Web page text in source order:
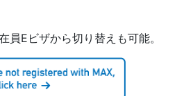
員Eビザから切り替えも可能。